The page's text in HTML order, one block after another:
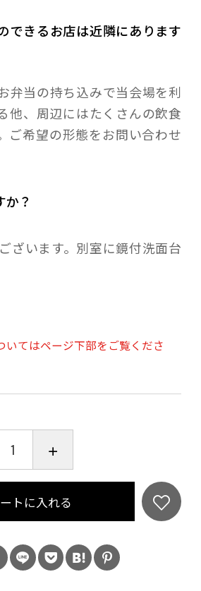
できるお店は近隣にあります
弁当の持ち込みで当会場を利
他、周辺にはたくさんの飲食
ご希望の形態をお問い合わせ
か？
ざいます。別室に鏡付洗面台
いてはページ下部をご覧くださ
トに入れる